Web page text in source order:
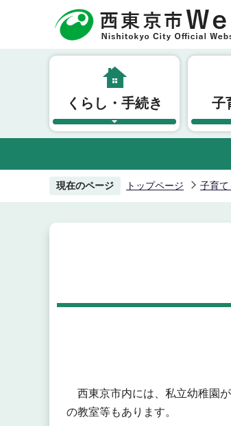
頭
くらし・手続き 子
現在のページ トップページ 子育
西東京市内には、私立幼稚園
の教室等もあります。